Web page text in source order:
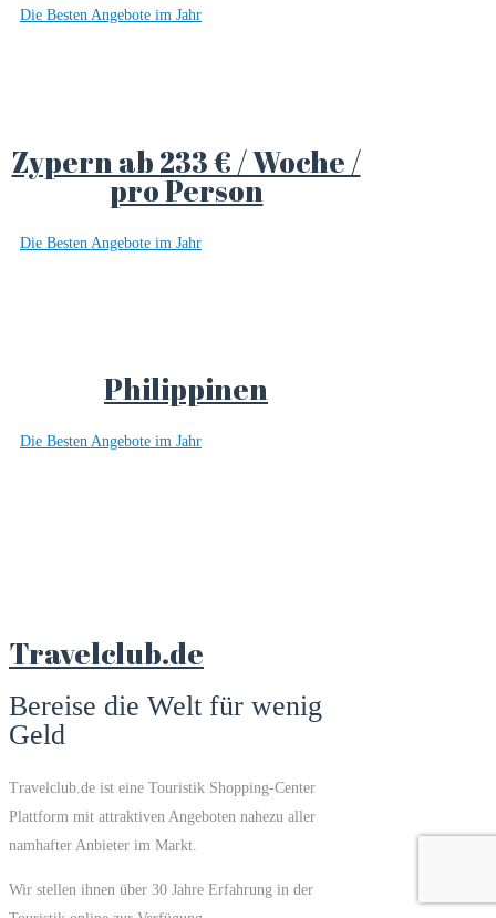
Die Besten Angebote im Jahr
Zypern ab 233 € / Woche /
pro Person
Die Besten Angebote im Jahr
Philippinen
Die Besten Angebote im Jahr
Travelclub.de
Bereise die Welt für wenig
Geld
Travelclub.de ist eine Touristik Shopping-Center
Plattform mit attraktiven Angeboten nahezu aller
namhafter Anbieter im Markt.
Wir stellen ihnen über 30 Jahre Erfahrung in der